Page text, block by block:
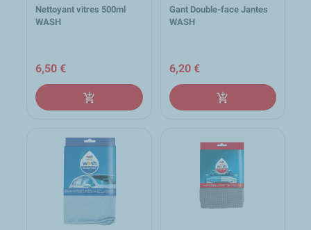
Nettoyant vitres 500ml
WASH
6,50 €
add_shopping_cart
Gant Double-face Jantes
WASH
6,20 €
add_shopping_cart